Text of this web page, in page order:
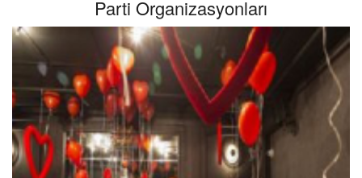
Parti Organizasyonları